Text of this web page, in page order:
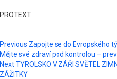
PROTEXT
Post
navigation
Previous Zapojte se do Evropského
Mějte své zdraví pod kontrolou –
NextTYROLSKO V ZÁŘI SVĚTEL
ZÁŽITKY